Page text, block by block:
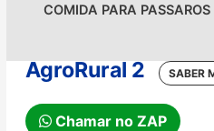
COMIDA PARA PASSAROS
AgroRural 2
Chamar no ZAP